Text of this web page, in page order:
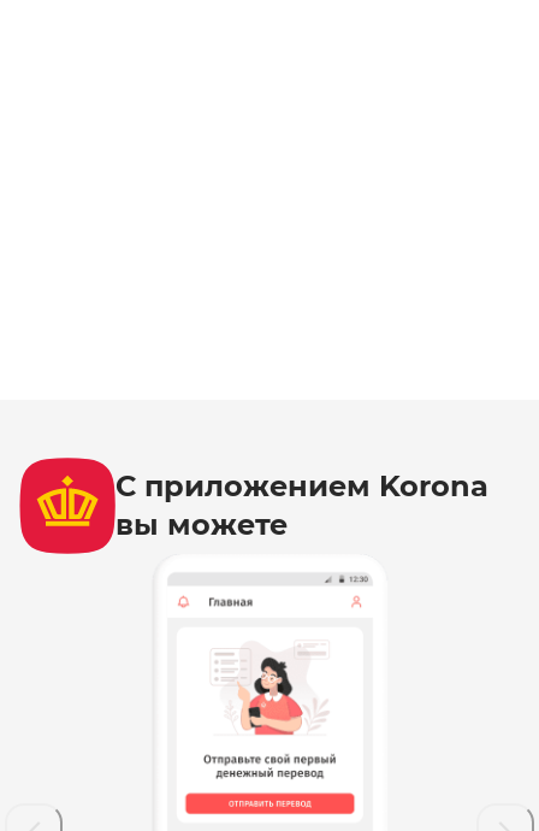
С приложением Korona
вы можете